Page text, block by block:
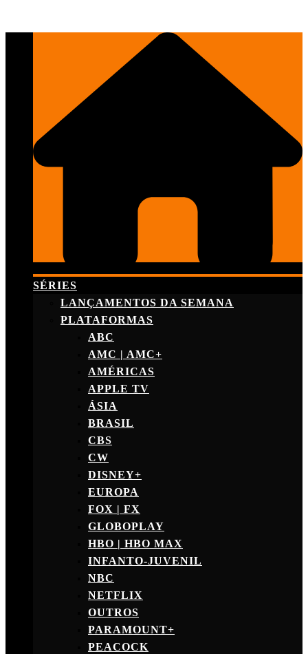
SÉRIES
LANÇAMENTOS DA SEMANA
PLATAFORMAS
ABC
AMC | AMC+
AMÉRICAS
APPLE TV
ÁSIA
BRASIL
CBS
CW
DISNEY+
EUROPA
FOX | FX
GLOBOPLAY
HBO | HBO MAX
INFANTO-JUVENIL
NBC
NETFLIX
OUTROS
PARAMOUNT+
PEACOCK